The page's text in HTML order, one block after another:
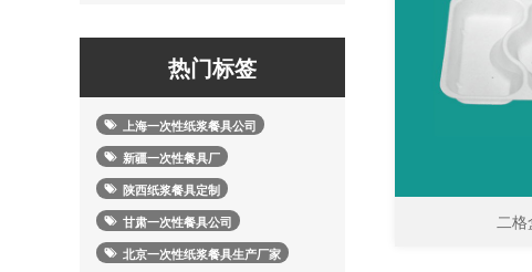
热门标签
上海一次性纸浆餐具公司
新疆一次性餐具厂
陕西纸浆餐具定制
甘肃一次性餐具公司
北京一次性纸浆餐具生产厂家
二格